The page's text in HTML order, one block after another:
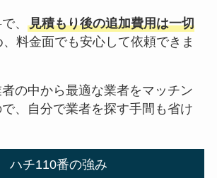
、 見積もり後の追加費用は一切
、料金面でも安心して依頼できま
の中から最適な業者をマッチン
、自分で業者を探す手間も省け
ハチ110番の強み